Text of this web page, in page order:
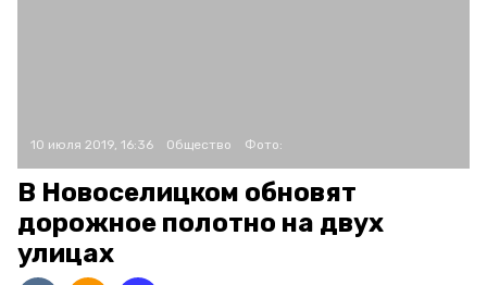
10 июля 2019, 16:36 Общество Фото:
В Новоселицком обновят
дорожное полотно на двух
улицах